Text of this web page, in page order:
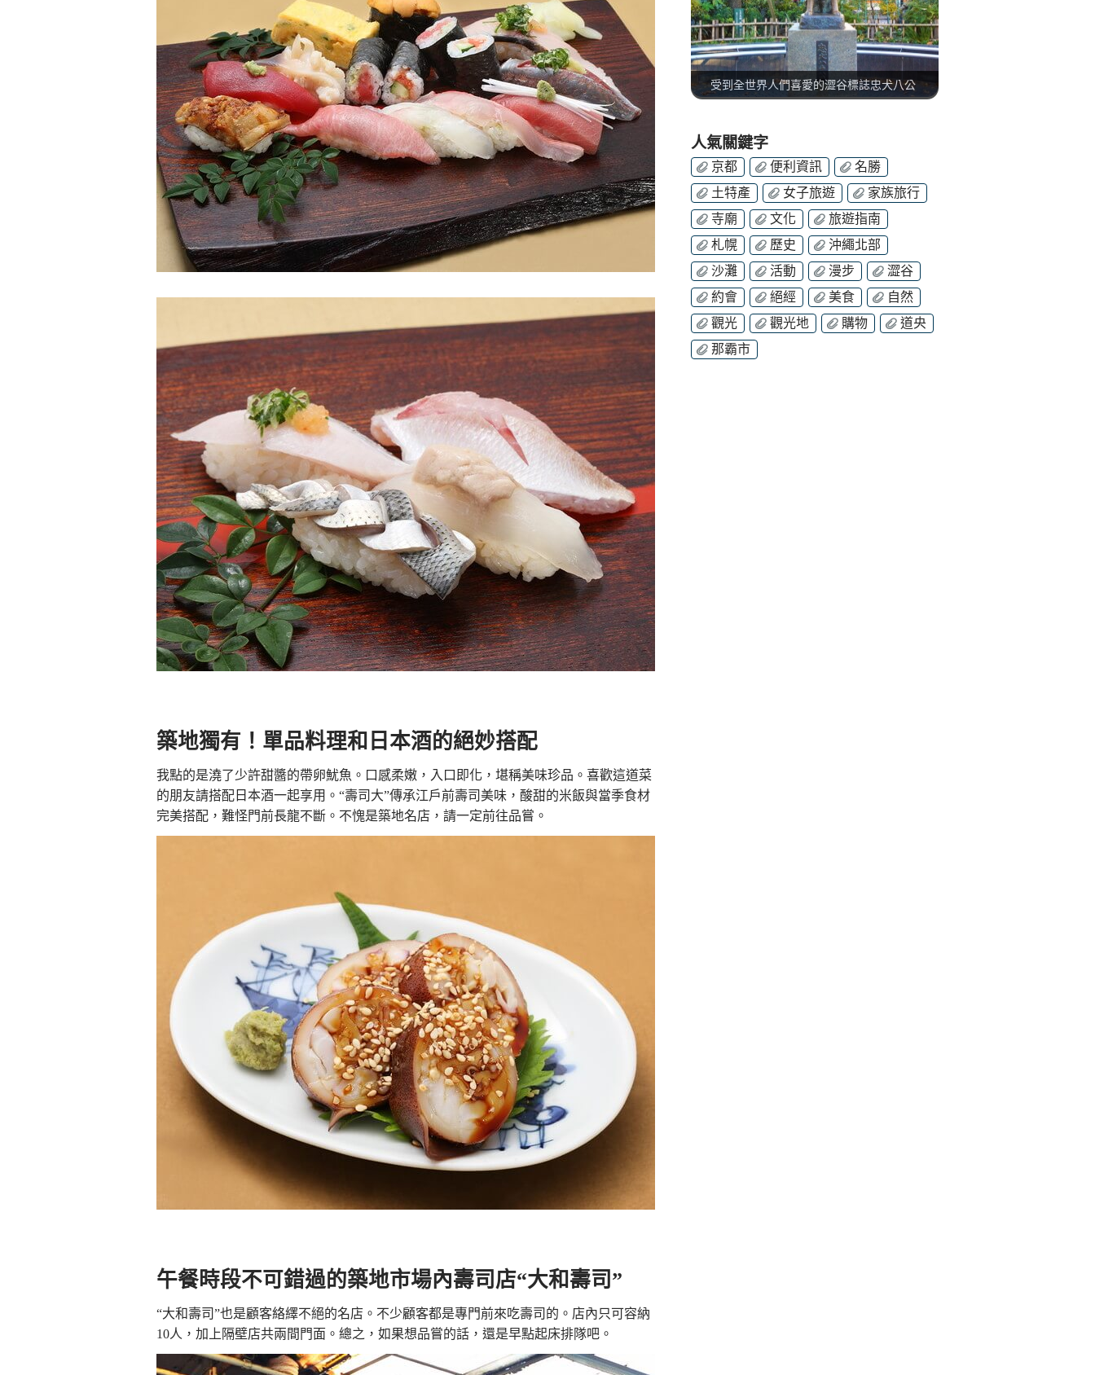
築地獨有！單品料理和日本酒的絕妙搭配
我點的是澆了少許甜醬的帶卵魷魚。口感柔嫩，入口即化，堪稱美味珍品。喜歡這道菜
的朋友請搭配日本酒一起享用。“壽司大”傳承江戶前壽司美味，酸甜的米飯與當季食材
完美搭配，難怪門前長龍不斷。不愧是築地名店，請一定前往品嘗。
午餐時段不可錯過的築地市場內壽司店“大和壽司”
“大和壽司”也是顧客絡繹不絕的名店。不少顧客都是專門前來吃壽司的。店內只可容納
10人，加上隔壁店共兩間門面。總之，如果想品嘗的話，還是早點起床排隊吧。
受到全世界人們喜愛的澀谷標誌忠犬八公
人氣關鍵字
京都 便利資訊
名勝
土特產
女子旅遊
家族旅行
寺廟
文化
旅遊指南
札幌
歷史
沖繩北部
沙灘
活動 漫步
澀谷
約會
絕經 美食
自然
觀光
觀光地 購物
道央
那霸市